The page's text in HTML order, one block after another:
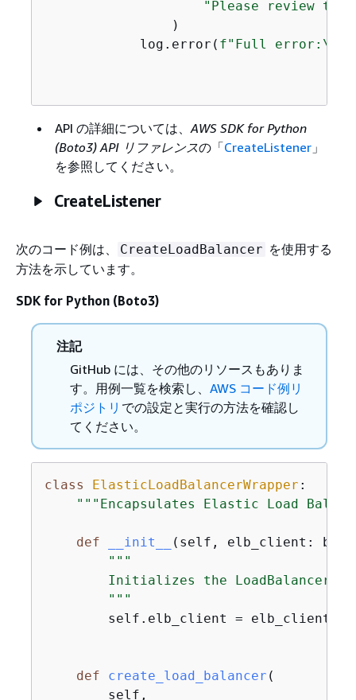
"Please review
                )
            log.error(
f"Full error:\n\t
API の詳細については、AWS SDK for Python
(Boto3) API リファレンスの「CreateListener」
を参照してください。
CreateListener
次のコード例は、 CreateLoadBalancer を使用する
方法を示しています。
SDK for Python (Boto3)
注記
GitHub には、その他のリソースもありま
す。用例一覧を検索し、 AWS コード例リ
ポジトリ での設定と実行の方法を確認し
てください。
class ElasticLoadBalancerWrapper :
"""Encapsulates Elastic Load
def __init__ ( self, elb_client:
"""
Initializes the LoadBalancer
        """
        self.elb_client = elb_client
def create_load_balancer (
        self,